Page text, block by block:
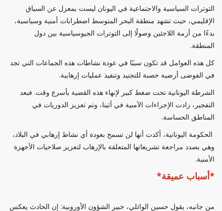
التوترات السياسية والاجتماعية في اليونان ليست بمعزل عن السياق
الإقليمي، حيث تشهد منطقة البحر المتوسط اضطرابات أمنية وسياسية،
بدءًا من أزمة اللاجئين وصولًا إلى التوترات الجيوسياسية بين دول
المنطقة.
كل هذه العوامل قد تكون سببًا في عودة نشاطات هذه الجماعات التي تجد
في الفوضى أرضية خصبة للتجنيد وتنفيذ عمليات إرهابية.
الشرطة اليونانية تحت ضغط كبير لإنهاء هذه القضية بأسرع وقت. فبعد
التفجير، زادت الإجراءات الأمنية في أثينا، وتم تعزيز الدوريات في
المناطق الحساسة.
الحكومة اليونانية، أكدت أنها لن تسمح بعودة أي نشاط إرهابي في البلاد،
وهي بصدد مراجعة تشريعاتها المتعلقة بالإرهاب لتعزيز صلاحيات الأجهزة
الأمنية.
*أسباب عميقة*
من جانبه، يقول حسين الوائلي، خبير الشؤون الأوروبية: إن الحادث يعكس